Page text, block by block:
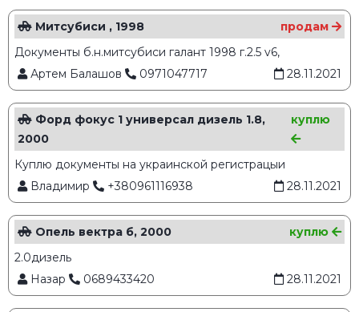
Митсубиси , 1998
продам
Документы б.н.митсубиси галант 1998 г.2.5 v6,
Артем Балашов
0971047717 28.11.2021
Форд фокус 1 универсал дизель 1.8,
2000
куплю
Куплю документы на украинской регистрацыи
Владимир
+380961116938 28.11.2021
Опель вектра б, 2000
куплю
2.0дизель
Назар
0689433420 28.11.2021